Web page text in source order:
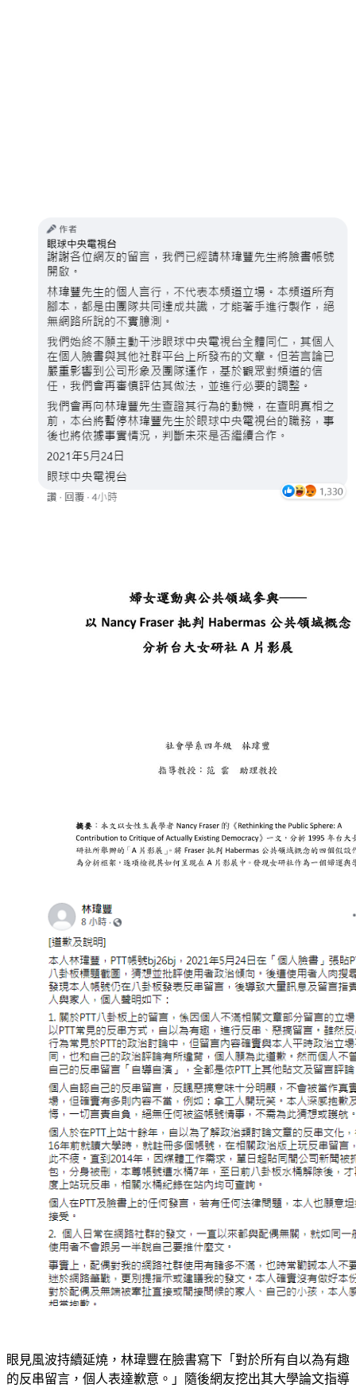
眼見風波持續延燒，林瑋豐在臉書寫下「對於所有自以為有趣